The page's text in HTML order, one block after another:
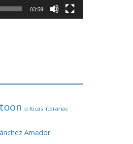
03:59
críticas literarias
Amador